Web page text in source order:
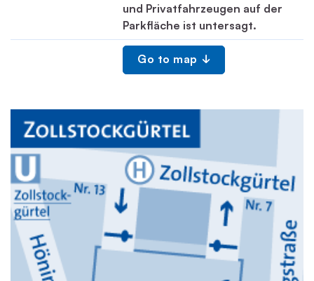
und Privatfahrzeugen auf der
Parkfläche ist untersagt.
Go to map